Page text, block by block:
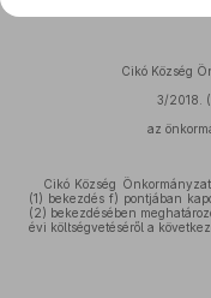
Cikó Község
3/2018.
az
Cikó Község
(1) bekezdés f) pontjában
(2) bekezdésében
évi költségvetéséről a